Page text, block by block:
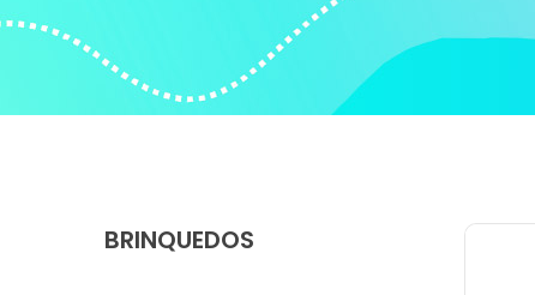
BRINQUEDOS